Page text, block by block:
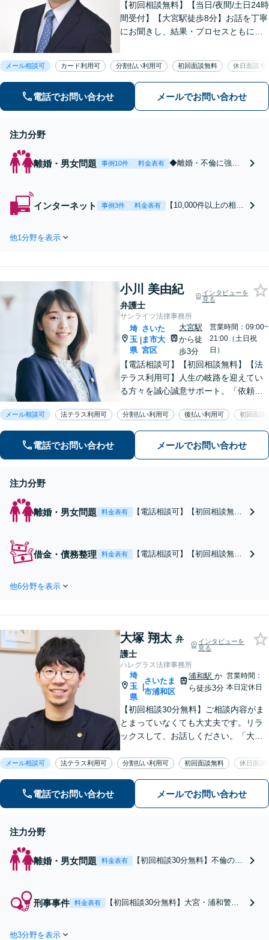
【初回相談無料】【当日/夜間/土日24時
間受付】【大宮駅徒歩8分】お話を丁寧
にお聞きし、結果・プロセスともにご
メール相談可 カード利用可 分割払い利用可 初回面談無料 休日面談可
電話でお問い合わせ メールでお問い合わせ
注力分野
離婚・男女問題 事例10件 料金表有
◆離婚・不倫に強い
らせたい】【減額し
たい】【内密に解決
インターネット 事例3件 料金表有
【10,000件以上の相談
傷の被害に遭った方◆
請求を受けた方◆個
人・法人問わず対応◎
【来所不要／LINE相
談可】
他1分野を表示
小川 美由紀
弁護士
インタビューを
見る
サンライツ法律事務所
埼
玉
県
|
さいた
ま市大
宮区
大宮駅
から徒
歩3分
営業時間：09:00~
21:00（土日祝
日）
【電話相談可】【初回相談無料】【法
テラス利用可】人生の岐路を迎えてい
る方々を誠心誠意サポート。「依頼者
女問題／借金問題／相続／企業法務／
刑事事件／交通事故／労働問題など、
幅広く対応【完全個室】【大宮駅3分】
メール相談可 法テラス利用可 分割払い利用可 後払い利用可 初回面談
電話でお問い合わせ メールでお問い合わせ
注力分野
離婚・男女問題 料金表有
【電話相談可】【初回相談無
目指します。住宅ローンが絡む
財産分与／親権・面会交流／不
借金・債務整理 料金表有
【電話相談可】【初回相談無
をストップ。対話によりベスト
人破産も実績多数【完全個室】
【大宮駅3分】
他6分野を表示
大塚 翔太 弁
護士
インタビューを
見る
ハレグラス法律事務所
埼
玉
県
|
さいたま
市浦和区
浦和駅 か
ら徒歩3分
営業時間：
本日定休日
【初回相談30分無料】ご相談内容がま
とまっていなくても大丈夫です。リラ
ックスして、お話しください。「大塚
ただけるよう、一つひとつ丁寧に取り
いです【夜間・土日祝面談可】
メール相談可 法テラス利用可 分割払い利用可 初回面談無料 休日面談
電話でお問い合わせ メールでお問い合わせ
注力分野
離婚・男女問題 料金表有
【初回相談30分無料】不倫の慰
ど、どの段階でもご相談くださ
い。【浦和駅3分】【夜間・土
刑事事件 料金表有
【初回相談30分無料】大宮・浦和警察
他3分野を表示